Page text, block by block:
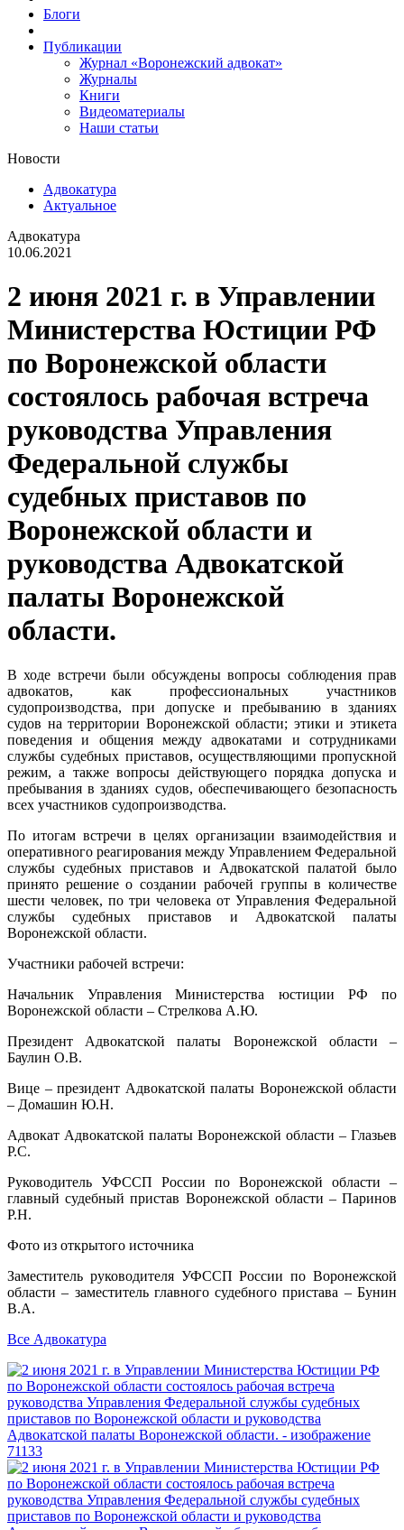
Блоги
Публикации
Журнал «Воронежский адвокат»
Журналы
Книги
Видеоматериалы
Наши статьи
Новости
Адвокатура
Актуальное
Адвокатура
10.06.2021
2 июня 2021 г. в Управлении
Министерства Юстиции РФ
по Воронежской области
состоялось рабочая встреча
руководства Управления
Федеральной службы
судебных приставов по
Воронежской области и
руководства Адвокатской
палаты Воронежской
области.
В ходе встречи были обсуждены вопросы соблюдения прав
адвокатов, как профессиональных участников
судопроизводства, при допуске и пребыванию в зданиях
судов на территории Воронежской области; этики и этикета
поведения и общения между адвокатами и сотрудниками
службы судебных приставов, осуществляющими пропускной
режим, а также вопросы действующего порядка допуска и
пребывания в зданиях судов, обеспечивающего безопасность
всех участников судопроизводства.
По итогам встречи в целях организации взаимодействия и
оперативного реагирования между Управлением Федеральной
службы судебных приставов и Адвокатской палатой было
принято решение о создании рабочей группы в количестве
шести человек, по три человека от Управления Федеральной
службы судебных приставов и Адвокатской палаты
Воронежской области.
Участники рабочей встречи:
Начальник Управления Министерства юстиции РФ по
Воронежской области – Стрелкова А.Ю.
Президент Адвокатской палаты Воронежской области –
Баулин О.В.
Вице – президент Адвокатской палаты Воронежской области
– Домашин Ю.Н.
Адвокат Адвокатской палаты Воронежской области – Глазьев
Р.С.
Руководитель УФССП России по Воронежской области –
главный судебный пристав Воронежской области – Паринов
Р.Н.
Фото из открытого источника
Заместитель руководителя УФССП России по Воронежской
области – заместитель главного судебного пристава – Бунин
В.А.
Все Адвокатура